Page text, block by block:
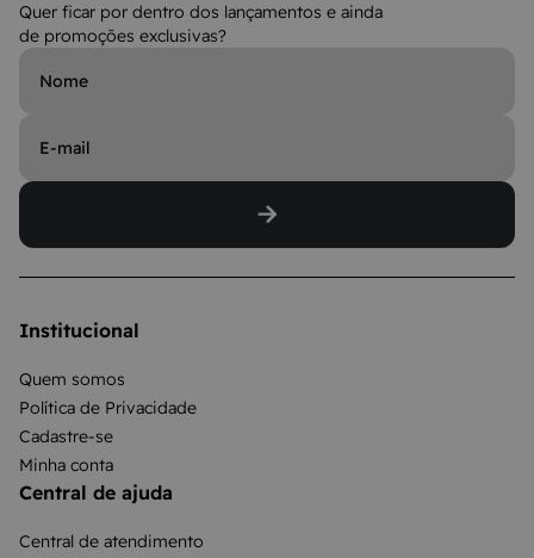
Quer ficar por dentro dos lançamentos e ainda
de promoções exclusivas?
Institucional
Quem somos
Política de Privacidade
Cadastre-se
Minha conta
Central de ajuda
Central de atendimento